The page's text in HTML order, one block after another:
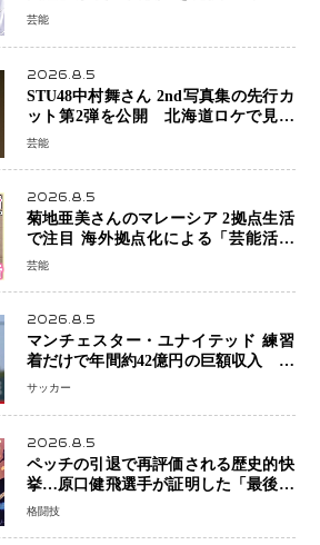
クスと「美少女歌祭2026」開催決定
芸能
2026.8.5
STU48中村舞さん 2nd写真集の先行カ
ット第2弾を公開 北海道ロケで見せ
た“大人の魅力”と新たな挑戦
芸能
2026.8.5
菊地亜美さんのマレーシア 2拠点生活
で注目 海外拠点化による「芸能活動
と税務」の関係とは
芸能
2026.8.5
マンチェスター・ユナイテッド 練習
着だけで年間約42億円の巨額収入 世
界最高額級スポンサー契約が示すサッ
サッカー
2026.8.5
ペッチの引退で再評価される歴史的快
挙…原口健飛選手が証明した「最後に
勝ち切る力」
格闘技